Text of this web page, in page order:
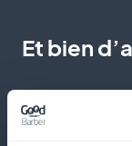
Et bien